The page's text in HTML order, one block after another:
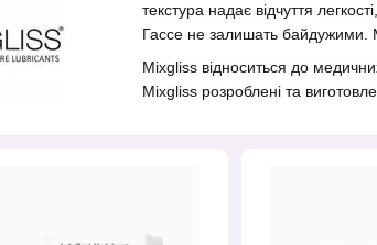
текстура надає відчуття
Гассе не залишать байдужими.
Mixgliss відноситься до
Mixgliss розроблені та